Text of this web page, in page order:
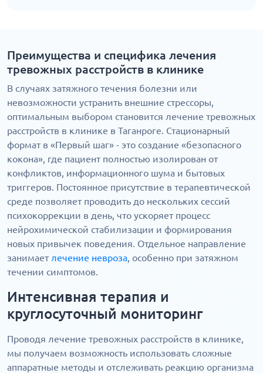
Преимущества и специфика лечения
тревожных расстройств в клинике
В случаях затяжного течения болезни или
невозможности устранить внешние стрессоры,
оптимальным выбором становится лечение тревожных
расстройств в клинике в Таганроге. Стационарный
формат в «Первый шаг» - это создание «безопасного
кокона», где пациент полностью изолирован от
конфликтов, информационного шума и бытовых
триггеров. Постоянное присутствие в терапевтической
среде позволяет проводить до нескольких сессий
психокоррекции в день, что ускоряет процесс
нейрохимической стабилизации и формирования
новых привычек поведения. Отдельное направление
занимает лечение невроза, особенно при затяжном
течении симптомов.
Интенсивная терапия и
круглосуточный мониторинг
Проводя лечение тревожных расстройств в клинике,
мы получаем возможность использовать сложные
аппаратные методы и отслеживать реакцию организма